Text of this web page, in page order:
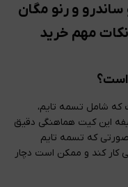
تایم رنو ال90، رنو ساندرو و رنو مگان
است؟
شامل تسمه تایم،
این کیت هماهنگی دقیق
که تسمه تایم
کار کند و ممکن است دچار